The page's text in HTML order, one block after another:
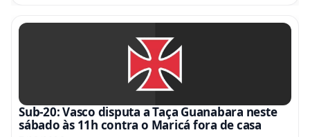
Sub-20: Vasco disputa a Taça Guanabara neste
sábado às 11h contra o Maricá fora de casa